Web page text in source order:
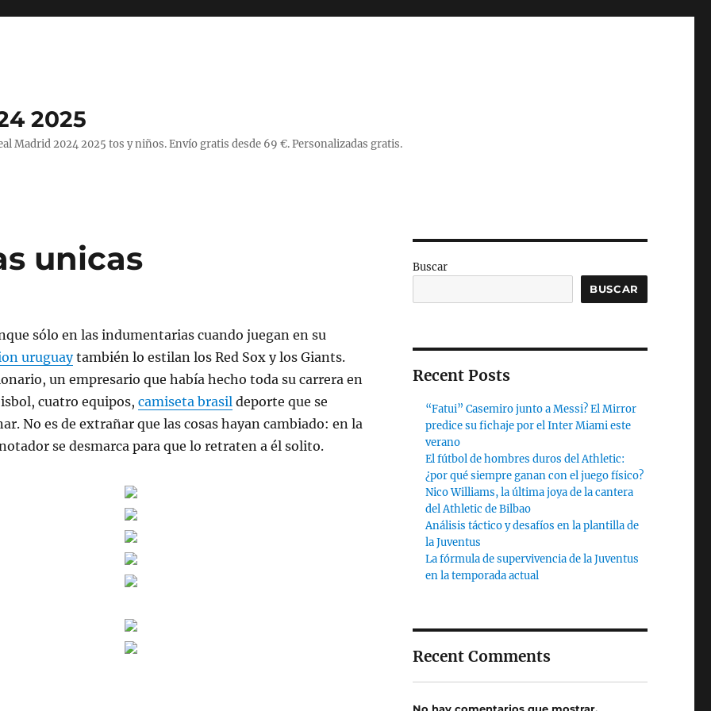
2025
Madrid 2024 2025 tos y niños. Envío gratis desde 69 €. Personalizadas gratis.
unicas
sólo en las indumentarias cuando juegan en su
uruguaytambién lo estilan los Red Sox y los Giants.
un empresario que había hecho toda su carrera en
cuatro equipos, camiseta brasildeporte que se
No es de extrañar que las cosas hayan cambiado: en la
se desmarca para que lo retraten a él solito.
Buscar
BUSCAR
Recent Posts
“Fatui” Casemiro junto a Messi? El Mirror
predice su fichaje por el Inter Miami este
verano
El fútbol de hombres duros del Athletic:
¿por qué siempre ganan con el juego físico?
Nico Williams, la última joya de la cantera
del Athletic de Bilbao
Análisis táctico y desafíos en la plantilla de
la Juventus
La fórmula de supervivencia de la Juventus
en la temporada actual
Recent Comments
No hay comentarios que mostrar.